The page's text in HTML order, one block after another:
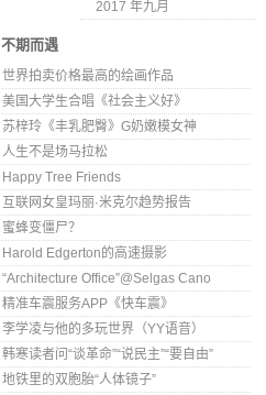
2017 年九月
不期而遇
世界拍卖价格最高的绘画作品
美国大学生合唱《社会主义好》
苏梓玲《丰乳肥臀》G奶嫩模女神
人生不是场马拉松
Happy Tree Friends
互联网女皇玛丽·米克尔趋势报告
蜜蜂变僵尸？
Harold Edgerton的高速摄影
“Architecture Office”@Selgas Cano
精准车震服务APP《快车震》
李学凌与他的多玩世界（YY语音）
韩寒读者问“谈革命”“说民主”“要自由”
地铁里的双胞胎“人体镜子”